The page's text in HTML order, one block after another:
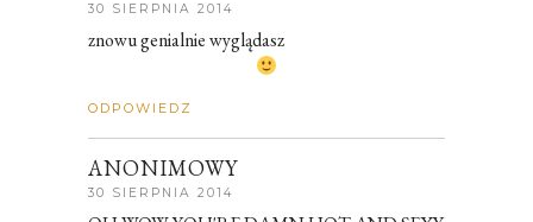
30 SIERPNIA 2014
znowu genialnie wyglądasz
ODPOWIEDZ
ANONIMOWY
30 SIERPNIA 2014